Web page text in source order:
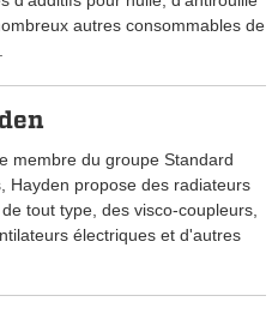
autres consommables de
membre du groupe Standard
Hayden propose des radiateurs
tout type, des visco-coupleurs,
électriques et d'autres